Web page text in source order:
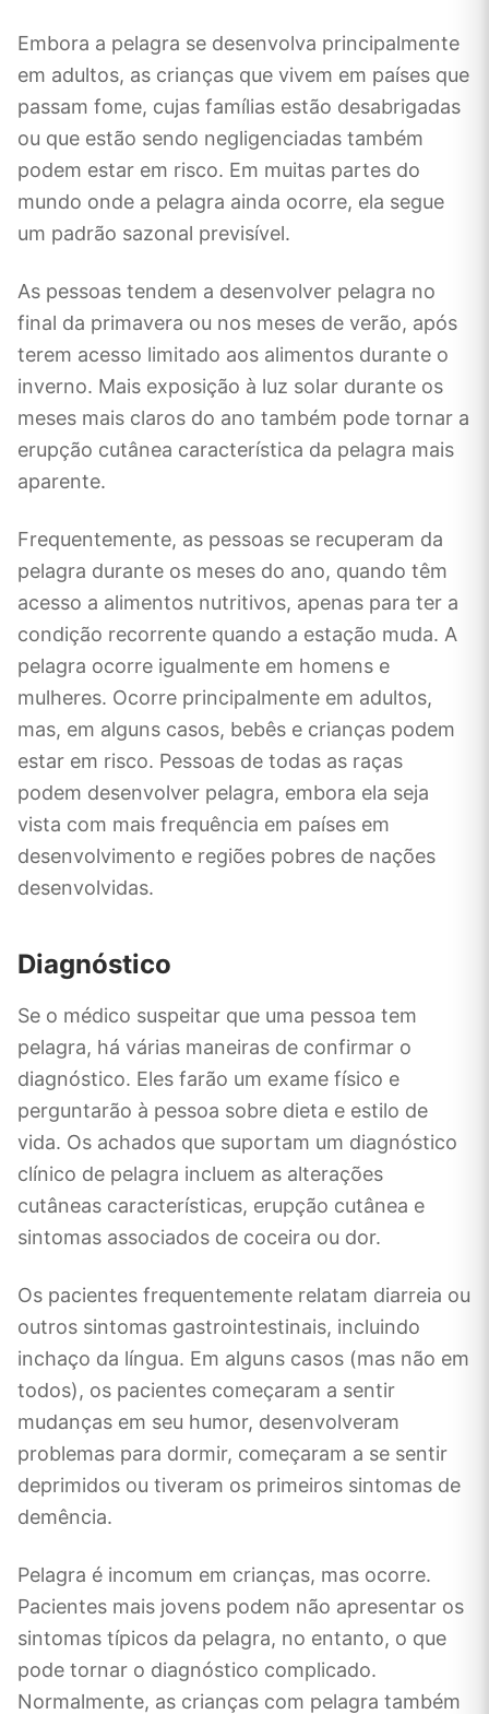
Embora a pelagra se desenvolva principalmente
em adultos, as crianças que vivem em países que
passam fome, cujas famílias estão desabrigadas
ou que estão sendo negligenciadas também
podem estar em risco. Em muitas partes do
mundo onde a pelagra ainda ocorre, ela segue
um padrão sazonal previsível.
As pessoas tendem a desenvolver pelagra no
final da primavera ou nos meses de verão, após
terem acesso limitado aos alimentos durante o
inverno. Mais exposição à luz solar durante os
meses mais claros do ano também pode tornar a
erupção cutânea característica da pelagra mais
aparente.
Frequentemente, as pessoas se recuperam da
pelagra durante os meses do ano, quando têm
acesso a alimentos nutritivos, apenas para ter a
condição recorrente quando a estação muda. A
pelagra ocorre igualmente em homens e
mulheres. Ocorre principalmente em adultos,
mas, em alguns casos, bebês e crianças podem
estar em risco. Pessoas de todas as raças
podem desenvolver pelagra, embora ela seja
vista com mais frequência em países em
desenvolvimento e regiões pobres de nações
desenvolvidas.
Diagnóstico
Se o médico suspeitar que uma pessoa tem
pelagra, há várias maneiras de confirmar o
diagnóstico. Eles farão um exame físico e
perguntarão à pessoa sobre dieta e estilo de
vida. Os achados que suportam um diagnóstico
clínico de pelagra incluem as alterações
cutâneas características, erupção cutânea e
sintomas associados de coceira ou dor.
Os pacientes frequentemente relatam diarreia ou
outros sintomas gastrointestinais, incluindo
inchaço da língua. Em alguns casos (mas não em
todos), os pacientes começaram a sentir
mudanças em seu humor, desenvolveram
problemas para dormir, começaram a se sentir
deprimidos ou tiveram os primeiros sintomas de
demência.
Pelagra é incomum em crianças, mas ocorre.
Pacientes mais jovens podem não apresentar os
sintomas típicos da pelagra, no entanto, o que
pode tornar o diagnóstico complicado.
Normalmente, as crianças com pelagra também